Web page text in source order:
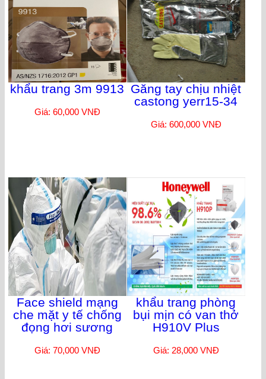
khẩu trang 3m 9913
Giá: 60,000 VNĐ
Găng tay chịu nhiệt
castong yerr15-34
Giá: 600,000 VNĐ
Face shield mạng
che mặt y tế chống
đọng hơi sương
Giá: 70,000 VNĐ
khẩu trang phòng
bụi mịn có van thở
H910V Plus
Giá: 28,000 VNĐ